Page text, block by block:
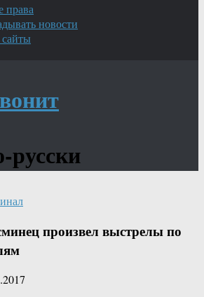
права
новости
русски
произвел выстрелы по